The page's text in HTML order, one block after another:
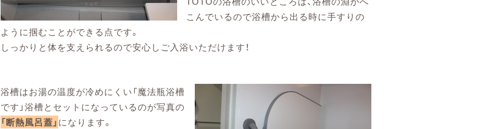
こんでいるので浴槽から出る時に手すりの
ように掴むことができる点です。
しっかりと体を支えられるので安心しご入浴いただけます！
浴槽はお湯の温度が冷めにくい「魔法瓶浴槽
です」浴槽とセットになっているのが写真の
「断熱風呂蓋」になります。